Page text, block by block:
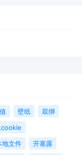
壁纸
双绑
cookie
地文件
开塞露